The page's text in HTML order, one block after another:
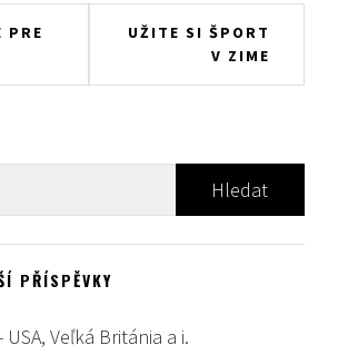
PRE
UŽITE SI ŠPORT
V ZIME
PŘÍSPĚVKY
Veľká Británia a i.